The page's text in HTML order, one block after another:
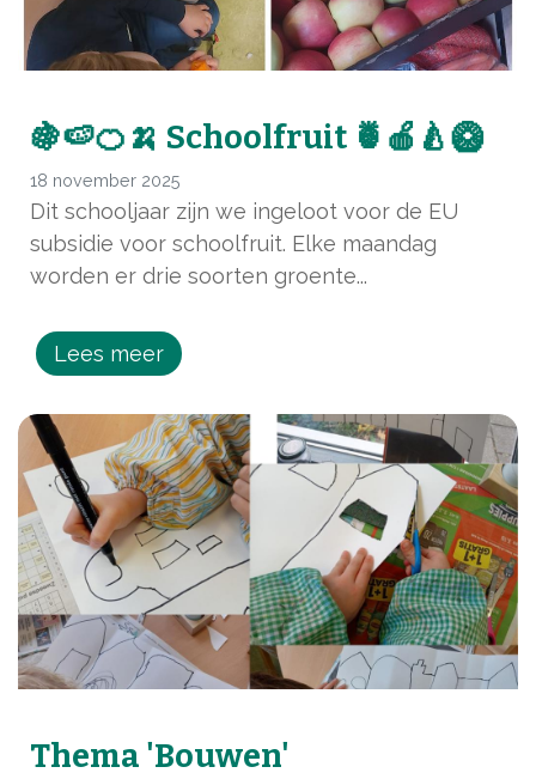
🍇🍉🍊🍌 Schoolfruit 🍍🍎🍐🥝
18 november 2025
Dit schooljaar zijn we ingeloot voor de EU
subsidie voor schoolfruit. Elke maandag
worden er drie soorten groente...
Lees meer
Thema 'Bouwen'